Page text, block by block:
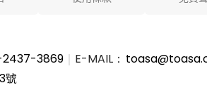
3869｜ E-MAIL：
號